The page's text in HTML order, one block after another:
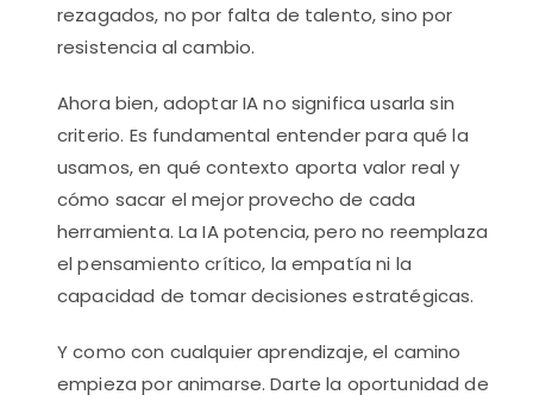
rezagados, no por falta de talento, sino por
resistencia al cambio.
Ahora bien, adoptar IA no significa usarla sin
criterio. Es fundamental entender para qué la
usamos, en qué contexto aporta valor real y
cómo sacar el mejor provecho de cada
herramienta. La IA potencia, pero no reemplaza
el pensamiento crítico, la empatía ni la
capacidad de tomar decisiones estratégicas.
Y como con cualquier aprendizaje, el camino
empieza por animarse. Darte la oportunidad de